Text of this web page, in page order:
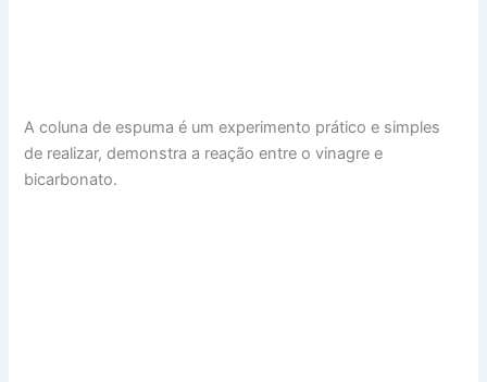
A coluna de espuma é um experimento prático e simples
de realizar, demonstra a reação entre o vinagre e
bicarbonato.